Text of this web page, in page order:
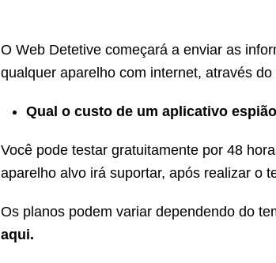
O Web Detetive começará a enviar as
qualquer aparelho com internet, através
Qual o custo de um aplicativo
Você pode testar gratuitamente por 48
aparelho alvo irá suportar, após realizar o
Os planos podem variar dependendo do
aqui.